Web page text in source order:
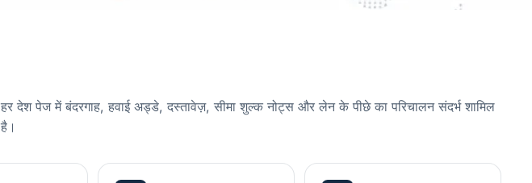
हर देश पेज में बंदरगाह, हवाई अड्डे, दस्तावेज़, सीमा शुल्क नोट्स और लेन के पीछे का परिचालन संदर्भ शामिल
है।